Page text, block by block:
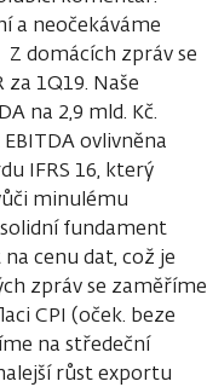
a neočekáváme
domácích zpráv se
1Q19. Naše
na 2,9 mld. Kč.
ovlivněna
IFRS 16, který
minulému
fundament
cenu dat, což je
zpráv se zaměříme
CPI (oček. beze
na středeční
růst exportu